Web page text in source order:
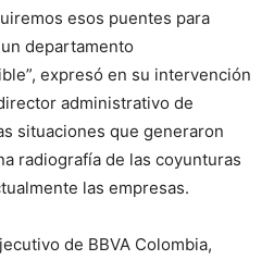
esos puentes para
departamento
expresó en su intervención
administrativo de
situaciones que generaron
radiografía de las coyunturas
las empresas.
de BBVA Colombia,